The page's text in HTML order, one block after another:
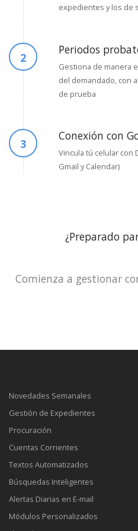
expedientes y los de
2
Periodos
Gestiona de manera
del demandado, con
de prueba
3
Conexión con
Vincula tú celular con
Gmail y Calendar)
¿Preparado
Comienza a gestionar
Novedades Semanales
Gestión de Expedientes
Procuración
Cuentas Corrientes
Textos Automatizados
Búsquedas Inteligentes
Alertas Diarias en E-mail
Módulos Personalizados